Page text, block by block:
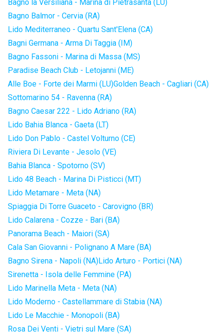
Bagno la Versiliana - Marina di Pietrasanta (LU)
Bagno Balmor - Cervia (RA)
Lido Mediterraneo - Quartu Sant'Elena (CA)
Bagni Germana - Arma Di Taggia (IM)
Bagno Fassoni - Marina di Massa (MS)
Paradise Beach Club - Letojanni (ME)
Alle Boe - Forte dei Marmi (LU)Golden Beach - Cagliari (CA)
Sottomarino 54 - Ravenna (RA)
Bagno Caesar 222 - Lido Adriano (RA)
Lido Bahia Blanca - Gaeta (LT)
Lido Don Pablo - Castel Volturno (CE)
Riviera Di Levante - Jesolo (VE)
Bahia Blanca - Spotorno (SV)
Lido 48 Beach - Marina Di Pisticci (MT)
Lido Metamare - Meta (NA)
Spiaggia Di Torre Guaceto - Carovigno (BR)
Lido Calarena - Cozze - Bari (BA)
Panorama Beach - Maiori (SA)
Cala San Giovanni - Polignano A Mare (BA)
Bagno Sirena - Napoli (NA)Lido Arturo - Portici (NA)
Sirenetta - Isola delle Femmine (PA)
Lido Marinella Meta - Meta (NA)
Lido Moderno - Castellammare di Stabia (NA)
Lido Le Macchie - Monopoli (BA)
Rosa Dei Venti - Vietri sul Mare (SA)